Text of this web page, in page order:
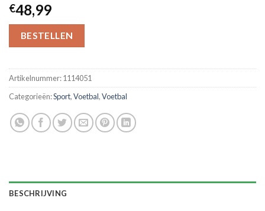
€48,99
BESTELLEN
Artikelnummer:1114051
Categorieën:Sport,Voetbal,Voetbal
BESCHRIJVING